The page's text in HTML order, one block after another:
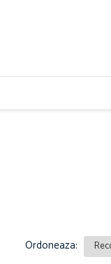
Ordoneaza: